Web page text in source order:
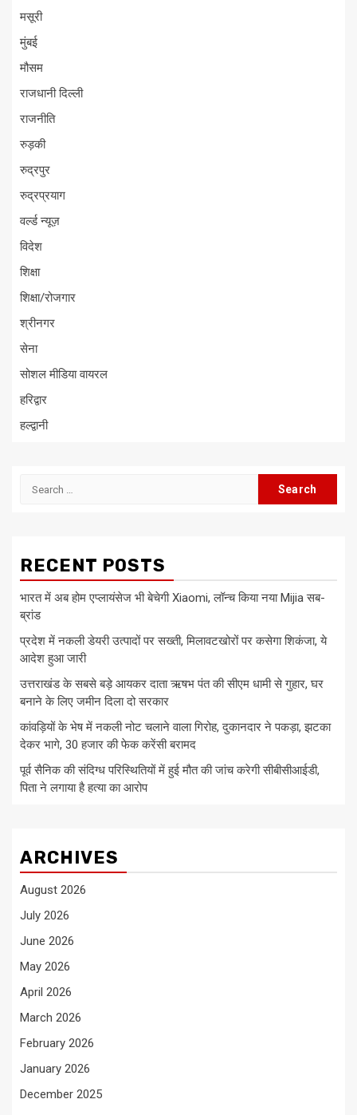
मसूरी
मुंबई
मौसम
राजधानी दिल्ली
राजनीति
रुड़की
रुद्रपुर
रुद्रप्रयाग
वर्ल्ड न्यूज़
विदेश
शिक्षा
शिक्षा/रोजगार
श्रीनगर
सेना
सोशल मीडिया वायरल
हरिद्वार
हल्द्वानी
Search
RECENT POSTS
भारत में अब होम एप्लायंसेज भी बेचेगी Xiaomi, लॉन्च किया नया Mijia सब-
ब्रांड
प्रदेश में नकली डेयरी उत्पादों पर सख्ती, मिलावटखोरों पर कसेगा शिकंजा, ये
आदेश हुआ जारी
उत्तराखंड के सबसे बड़े आयकर दाता ऋषभ पंत की सीएम धामी से गुहार, घर
बनाने के लिए जमीन दिला दो सरकार
कांवड़ियों के भेष में नकली नोट चलाने वाला गिरोह, दुकानदार ने पकड़ा, झटका
देकर भागे, 30 हजार की फेक करेंसी बरामद
पूर्व सैनिक की संदिग्ध परिस्थितियों में हुई मौत की जांच करेगी सीबीसीआईडी,
पिता ने लगाया है हत्या का आरोप
ARCHIVES
August 2026
July 2026
June 2026
May 2026
April 2026
March 2026
February 2026
January 2026
December 2025